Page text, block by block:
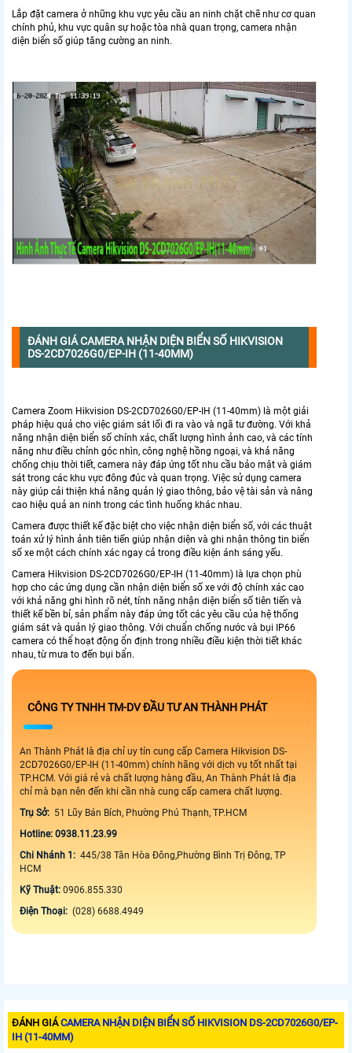
Lắp đặt camera ở những khu vực yêu cầu an ninh chặt chẽ như cơ quan
chính phủ, khu vực quân sự hoặc tòa nhà quan trọng, camera nhận
diện biển số giúp tăng cường an ninh.
ĐÁNH GIÁ CAMERA NHẬN DIỆN BIỂN SỐ HIKVISION
DS-2CD7026G0/EP-IH (11-40MM)
Camera Zoom Hikvision DS-2CD7026G0/EP-IH (11-40mm) là một giải
pháp hiệu quả cho việc giám sát lối đi ra vào và ngã tư đường. Với khả
năng nhận diện biển số chính xác, chất lượng hình ảnh cao, và các tính
năng như điều chỉnh góc nhìn, công nghệ hồng ngoại, và khả năng
chống chịu thời tiết, camera này đáp ứng tốt nhu cầu bảo mật và giám
sát trong các khu vực đông đúc và quan trọng. Việc sử dụng camera
này giúp cải thiện khả năng quản lý giao thông, bảo vệ tài sản và nâng
cao hiệu quả an ninh trong các tình huống khác nhau.
Camera được thiết kế đặc biệt cho việc nhận diện biển số, với các thuật
toán xử lý hình ảnh tiên tiến giúp nhận diện và ghi nhận thông tin biển
số xe một cách chính xác ngay cả trong điều kiện ánh sáng yếu.
Camera Hikvision DS-2CD7026G0/EP-IH (11-40mm) là lựa chọn phù
hợp cho các ứng dụng cần nhận diện biển số xe với độ chính xác cao
với khả năng ghi hình rõ nét, tính năng nhận diện biển số tiên tiến và
thiết kế bền bỉ, sản phẩm này đáp ứng tốt các yêu cầu của hệ thống
giám sát và quản lý giao thông. Với chuẩn chống nước và bụi IP66
camera có thể hoạt động ổn định trong nhiều điều kiện thời tiết khác
nhau, từ mưa to đến bụi bẩn.
CÔNG TY TNHH TM-DV ĐẦU TƯ AN THÀNH PHÁT
An Thành Phát là địa chỉ uy tín cung cấp Camera Hikvision DS-
2CD7026G0/EP-IH (11-40mm) chính hãng với dịch vụ tốt nhất tại
TP.HCM. Với giá rẻ và chất lượng hàng đầu, An Thành Phát là địa
chỉ mà bạn nên đến khi cần nhà cung cấp camera chất lượng.
Trụ Sở: 51 Lũy Bán Bích, Phường Phú Thạnh, TP.HCM
Hotline: 0938.11.23.99
Chi Nhánh 1: 445/38 Tân Hòa Đông,Phường Bình Trị Đông, TP
HCM
Kỹ Thuật: 0906.855.330
Điện Thoại: (028) 6688.4949
ĐÁNH GIÁCAMERA NHẬN DIỆN BIỂN SỐ HIKVISION DS-2CD7026G0/EP-
IH (11-40MM)